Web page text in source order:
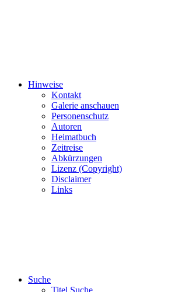
Hinweise
Kontakt
Galerie anschauen
Personenschutz
Autoren
Heimatbuch
Zeitreise
Abkürzungen
Lizenz (Copyright)
Disclaimer
Links
Suche
Titel Suche